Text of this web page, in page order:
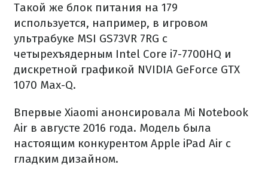
Такой же блок питания на 179
используется, например, в игровом
ультрабуке MSI GS73VR 7RG с
четырехъядерным Intel Core i7-7700HQ и
дискретной графикой NVIDIA GeForce GTX
1070 Max-Q.
Впервые Xiaomi анонсировала Mi Notebook
Air в августе 2016 года. Модель была
настоящим конкурентом Apple iPad Air с
гладким дизайном.